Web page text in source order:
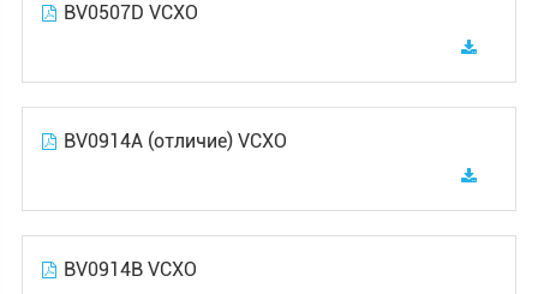
BV0507D VCXO
BV0914A (отличие) VCXO
BV0914B VCXO